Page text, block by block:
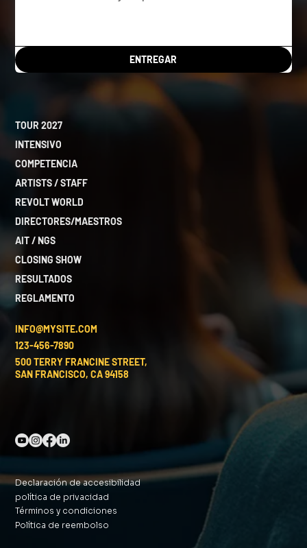
ENTREGAR
TOUR 2027
INTENSIVO
COMPETENCIA
ARTISTS / STAFF
REVOLT WORLD
DIRECTORES/MAESTROS
AIT / NGS
CLOSING SHOW
RESULTADOS
REGLAMENTO
INFO@MYSITE.COM
123-456-7890
500 TERRY FRANCINE STREET,
SAN FRANCISCO, CA 94158
Declaración de accesibilidad
política de privacidad
Términos y condiciones
Política de reembolso